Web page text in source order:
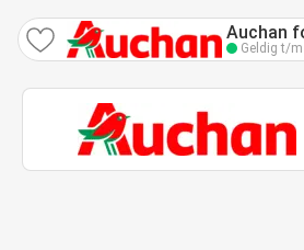
Auchan folder
Geldig t/m 16 aug